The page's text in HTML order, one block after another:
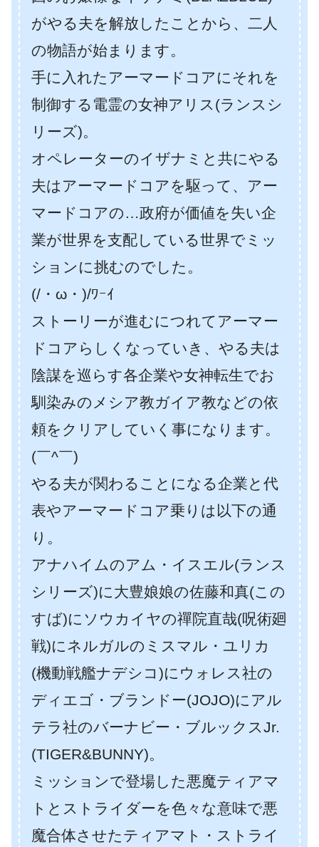
がやる夫を解放したことから、二人
の物語が始まります。
手に入れたアーマードコアにそれを
制御する電霊の女神アリス(ランスシ
リーズ)。
オペレーターのイザナミと共にやる
夫はアーマードコアを駆って、アー
マードコアの…政府が価値を失い企
業が世界を支配している世界でミッ
ションに挑むのでした。
(/・ω・)/ﾜｰｲ
ストーリーが進むにつれてアーマー
ドコアらしくなっていき、やる夫は
陰謀を巡らす各企業や女神転生でお
馴染みのメシア教ガイア教などの依
頼をクリアしていく事になります。
(￣^￣)ゞ
やる夫が関わることになる企業と代
表やアーマードコア乗りは以下の通
り。
アナハイムのアム・イスエル(ランス
シリーズ)に大豊娘娘の佐藤和真(この
すば)にソウカイヤの禪院直哉(呪術廻
戦)にネルガルのミスマル・ユリカ
(機動戦艦ナデシコ)にウォレス社の
ディエゴ・ブランドー(JOJO)にアル
テラ社のバーナビー・ブルックスJr.
(TIGER&BUNNY)。
ミッションで登場した悪魔ティアマ
トとストライダーを色々な意味で悪
魔合体させたティアマト・ストライ